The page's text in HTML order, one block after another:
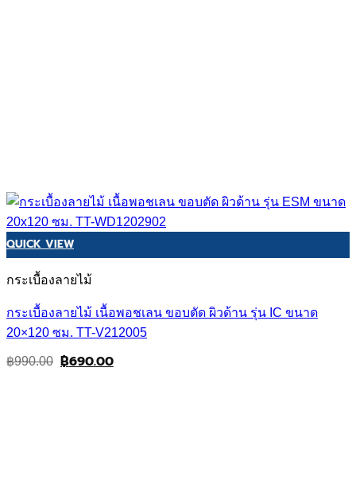
QUICK VIEW
กระเบื้องลายไม้
กระเบื้องลายไม้ เนื้อพอชเลน ขอบตัด ผิวด้าน รุ่น IC ขนาด
20×120 ซม. TT-V212005
฿990.00 Original
฿690.00Current